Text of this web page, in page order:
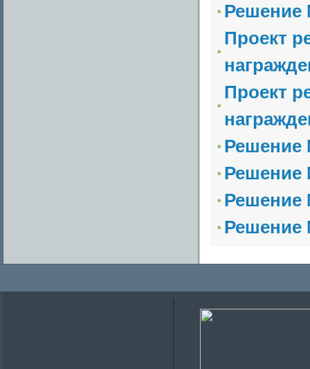
Решение
Проект
Проект
Решение
Решение
Решение
Решение